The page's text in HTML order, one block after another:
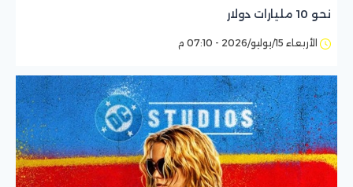
نحو 10 مليارات دولار
الأربعاء 15/يوليو/2026 - 07:10 م